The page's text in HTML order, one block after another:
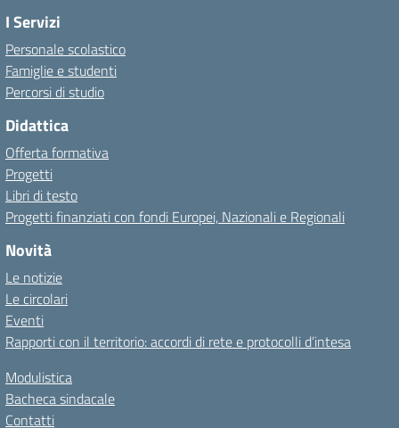
I Servizi
Personale scolastico
Famiglie e studenti
Percorsi di studio
Didattica
Offerta formativa
Progetti
Libri di testo
Progetti finanziati con fondi Europei, Nazionali e Regionali
Novità
Le notizie
Le circolari
Eventi
Rapporti con il territorio: accordi di rete e protocolli d’intesa
Modulistica
Bacheca sindacale
Contatti